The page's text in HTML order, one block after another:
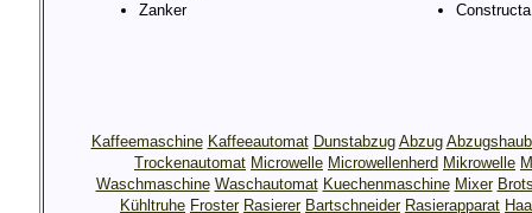
Zanker
Constructa
Kaffeemaschine Kaffeeautomat Dunstabzug Abzug
Trockenautomat Microwelle Microwellenherd Mikrowelle
Waschmaschine Waschautomat Kuechenmaschine Mixer
Kühltruhe Froster Rasierer Bartschneider Rasierapparat